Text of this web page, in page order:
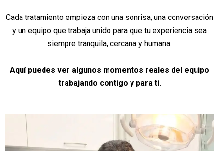
Cada tratamiento empieza con una sonrisa, una conversación
y un equipo que trabaja unido para que tu experiencia sea
siempre tranquila, cercana y humana.
Aquí puedes ver algunos momentos reales del equipo
trabajando contigo y para ti.